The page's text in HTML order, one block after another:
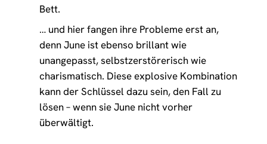
Bett.
… und hier fangen ihre Probleme erst an,
denn June ist ebenso brillant wie
unangepasst, selbstzerstörerisch wie
charismatisch. Diese explosive Kombination
kann der Schlüssel dazu sein, den Fall zu
lösen – wenn sie June nicht vorher
überwältigt.